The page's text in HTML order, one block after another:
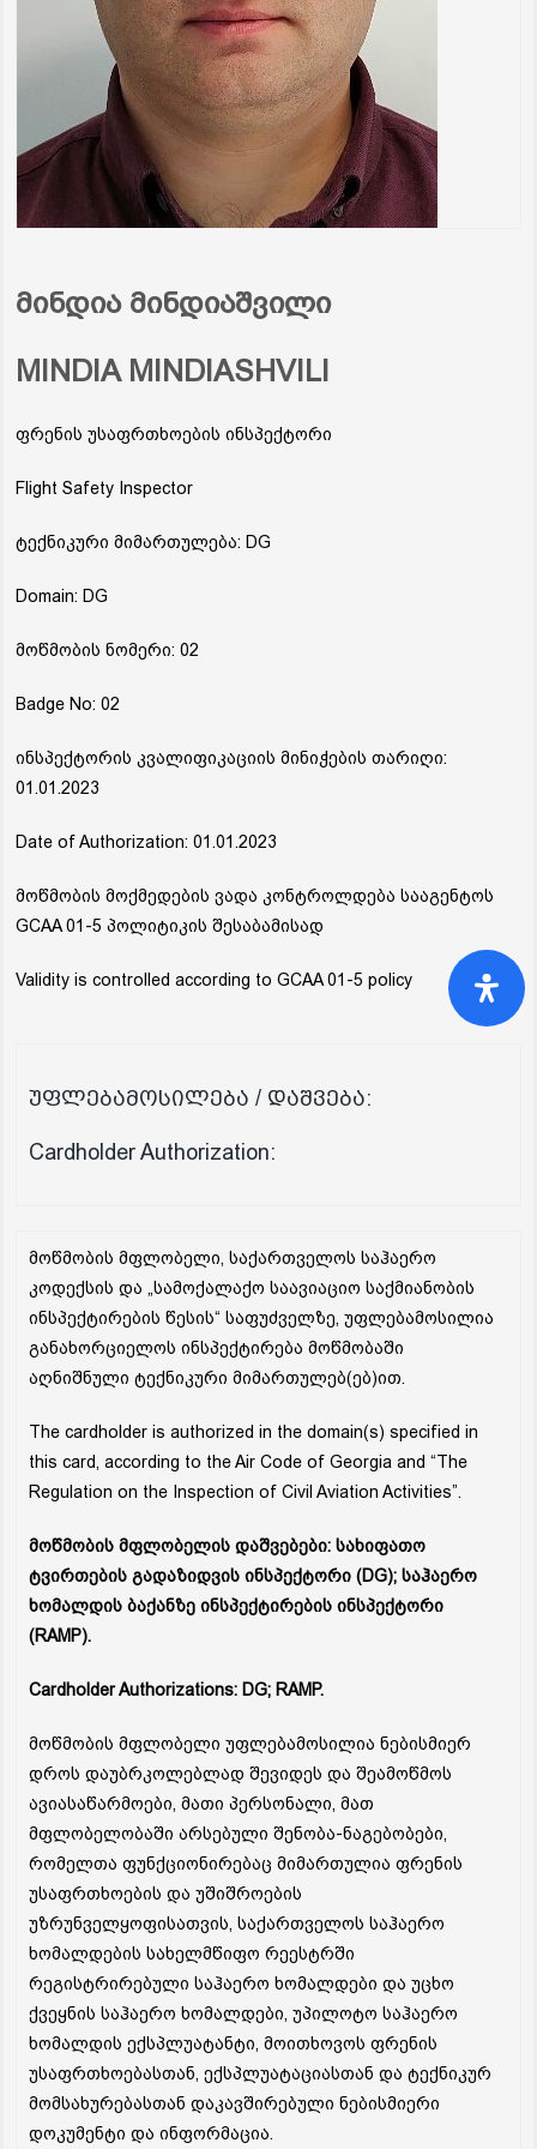
მინდია მინდიაშვილი
MINDIA MINDIASHVILI
ფრენის უსაფრთხოების ინსპექტორი
Flight Safety Inspector
ტექნიკური მიმართულება: DG
Domain: DG
მოწმობის ნომერი: 02
Badge No: 02
ინსპექტორის კვალიფიკაციის მინიჭების თარიღი:
01.01.2023
Date of Authorization: 01.01.2023
მოწმობის მოქმედების ვადა კონტროლდება სააგენტოს
GCAA 01-5 პოლიტიკის შესაბამისად
Validity is controlled according to GCAA 01-5 policy
უფლებამოსილება / დაშვება:
Cardholder Authorization:
მოწმობის მფლობელი, საქართველოს საჰაერო
კოდექსის და „სამოქალაქო საავიაციო საქმიანობის
ინსპექტირების წესის“ საფუძველზე, უფლებამოსილია
განახორციელოს ინსპექტირება მოწმობაში
აღნიშნული ტექნიკური მიმართულებ(ებ)ით.
The cardholder is authorized in the domain(s) specified in
this card, according to the Air Code of Georgia and “The
Regulation on the Inspection of Civil Aviation Activities”.
მოწმობის მფლობელის დაშვებები: სახიფათო
ტვირთების გადაზიდვის ინსპექტორი (DG); საჰაერო
ხომალდის ბაქანზე ინსპექტირების ინსპექტორი
(RAMP).
Cardholder Authorizations: DG; RAMP.
მოწმობის მფლობელი უფლებამოსილია ნებისმიერ
დროს დაუბრკოლებლად შევიდეს და შეამოწმოს
ავიასაწარმოები, მათი პერსონალი, მათ
მფლობელობაში არსებული შენობა-ნაგებობები,
რომელთა ფუნქციონირებაც მიმართულია ფრენის
უსაფრთხოების და უშიშროების
უზრუნველყოფისათვის, საქართველოს საჰაერო
ხომალდების სახელმწიფო რეესტრში
რეგისტრირებული საჰაერო ხომალდები და უცხო
ქვეყნის საჰაერო ხომალდები, უპილოტო საჰაერო
ხომალდის ექსპლუატანტი, მოითხოვოს ფრენის
უსაფრთხოებასთან, ექსპლუატაციასთან და ტექნიკურ
მომსახურებასთან დაკავშირებული ნებისმიერი
დოკუმენტი და ინფორმაცია.